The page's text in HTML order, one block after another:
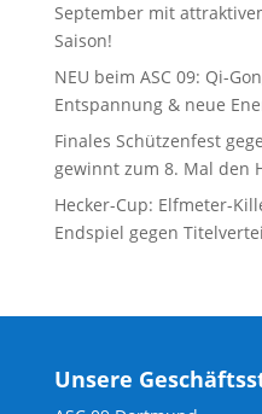
September mit
Saison!
NEU beim ASC 09: Qi-
Entspannung & neue
Finales Schützenfest
gewinnt zum 8. Mal den
Hecker-Cup: Elfmeter-
Endspiel gegen
Unsere